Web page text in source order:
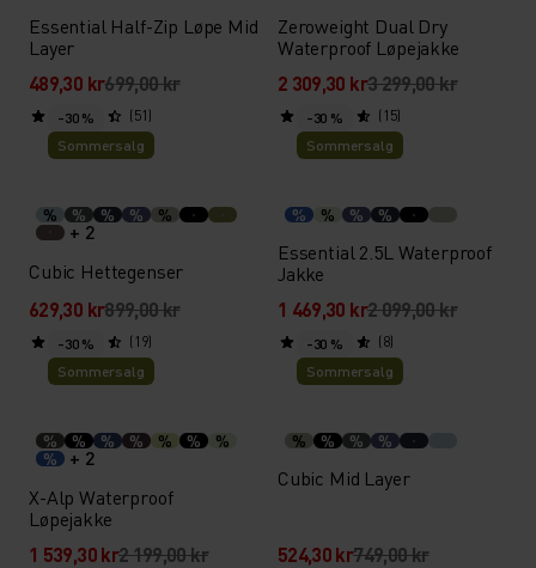
Essential Half-Zip Løpe Mid
Layer
489,30 kr699,00 kr
(51)
Zeroweight Dual Dry
Waterproof Løpejakke
2 309,30 kr3 299,00 kr
(15)
-30 %
Sommersalg
% % % % %
+ 2
Cubic Hettegenser
629,30 kr899,00 kr
(19)
-30 %
Sommersalg
% % % %
Essential 2.5L Waterproof
Jakke
1 469,30 kr2 099,00 kr
(8)
-30 %
Sommersalg
% % % % % %
%
%
+ 2
X-Alp Waterproof
Løpejakke
1 539,30 kr2 199,00 kr
-30 %
Sommersalg
% % % %
Cubic Mid Layer
524,30 kr749,00 kr